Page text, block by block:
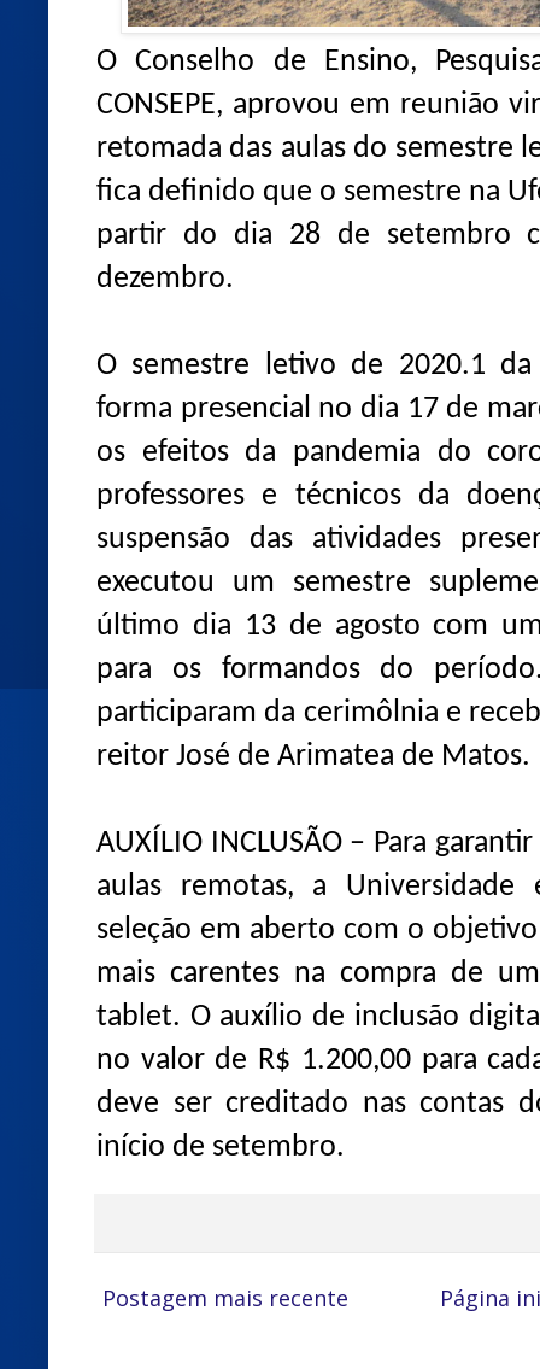
O Conselho de Ensino,
CONSEPE, aprovou em reunião
retomada das aulas do semestre
fica definido que o semestre na
partir do dia 28 de setembro
dezembro.
O semestre letivo de 2020.1
forma presencial no dia 17 de
os efeitos da pandemia do
professores e técnicos da
suspensão das atividades
executou um semestre
último dia 13 de agosto com
para os formandos do
participaram da cerimôlnia e
reitor José de Arimatea de Matos.
AUXÍLIO INCLUSÃO – Para
aulas remotas, a
seleção em aberto com o
mais carentes na compra de
tablet. O auxílio de inclusão
no valor de R$ 1.200,00 para
deve ser creditado nas contas
início de setembro.
Postagem mais recente Página